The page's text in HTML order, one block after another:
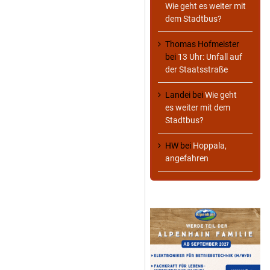
Wie geht es weiter mit
dem Stadtbus?
Thomas Hofmeister
bei 13 Uhr: Unfall auf
der Staatsstraße
Landei beiWie geht
es weiter mit dem
Stadtbus?
HW bei Hoppala,
angefahren